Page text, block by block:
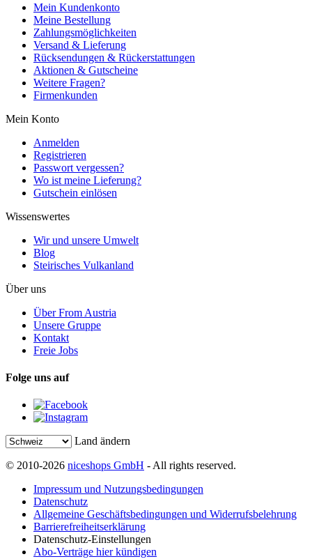
Mein Kundenkonto
Meine Bestellung
Zahlungsmöglichkeiten
Versand & Lieferung
Rücksendungen & Rückerstattungen
Aktionen & Gutscheine
Weitere Fragen?
Firmenkunden
Mein Konto
Anmelden
Registrieren
Passwort vergessen?
Wo ist meine Lieferung?
Gutschein einlösen
Wissenswertes
Wir und unsere Umwelt
Blog
Steirisches Vulkanland
Über uns
Über From Austria
Unsere Gruppe
Kontakt
Freie Jobs
Folge uns auf
Land ändern
© 2010-2026 niceshops GmbH - All rights reserved.
Impressum und Nutzungsbedingungen
Datenschutz
Allgemeine Geschäftsbedingungen und Widerrufsbelehrung
Barrierefreiheitserklärung
Datenschutz-Einstellungen
Abo-Verträge hier kündigen